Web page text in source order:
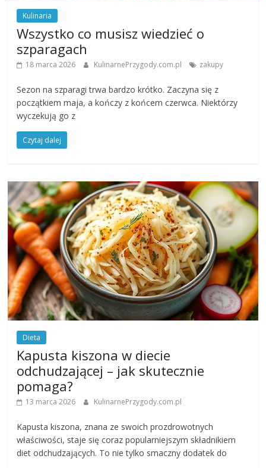
Kulinaria
Wszystko co musisz wiedzieć o
szparagach
18 marca 2026 KulinarnePrzygody.com.pl zakupy
Sezon na szparagi trwa bardzo krótko. Zaczyna się z
początkiem maja, a kończy z końcem czerwca. Niektórzy
wyczekują go z
Czytaj dalej
Dieta
Kapusta kiszona w diecie
odchudzającej – jak skutecznie
pomaga?
13 marca 2026 KulinarnePrzygody.com.pl
Kapusta kiszona, znana ze swoich prozdrowotnych
właściwości, staje się coraz popularniejszym składnikiem
diet odchudzających. To nie tylko smaczny dodatek do